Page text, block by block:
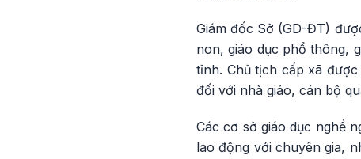
Giám đốc Sở (GD-ĐT)
non, giáo dục phổ thông,
tỉnh. Chủ tịch cấp xã
đối với nhà giáo, cán bộ
Các cơ sở giáo dục nghề
lao động với chuyên gia,